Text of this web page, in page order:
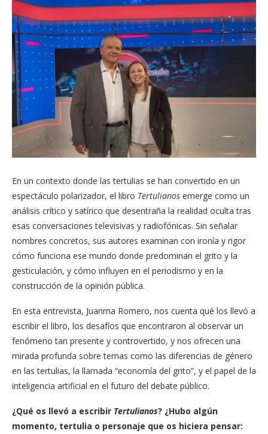
En un contexto donde las tertulias se han convertido en un
espectáculo polarizador, el libro Tertulianos emerge como un
análisis crítico y satírico que desentraña la realidad oculta tras
esas conversaciones televisivas y radiofónicas. Sin señalar
nombres concretos, sus autores examinan con ironía y rigor
cómo funciona ese mundo donde predominan el grito y la
gesticulación, y cómo influyen en el periodismo y en la
construcción de la opinión pública.
En esta entrevista, Juanma Romero, nos cuenta qué los llevó a
escribir el libro, los desafíos que encontraron al observar un
fenómeno tan presente y controvertido, y nos ofrecen una
mirada profunda sobre temas como las diferencias de género
en las tertulias, la llamada “economía del grito”, y el papel de la
inteligencia artificial en el futuro del debate público.
¿Qué os llevó a escribir Tertulianos? ¿Hubo algún
momento, tertulia o personaje que os hiciera pensar: